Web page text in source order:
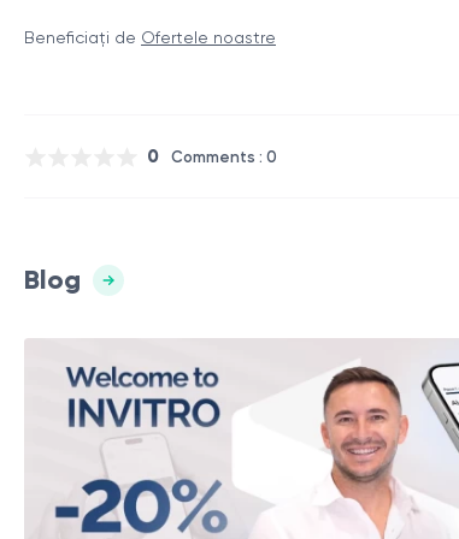
Beneficiați de Ofertele noastre
0 Comments : 0
Blog